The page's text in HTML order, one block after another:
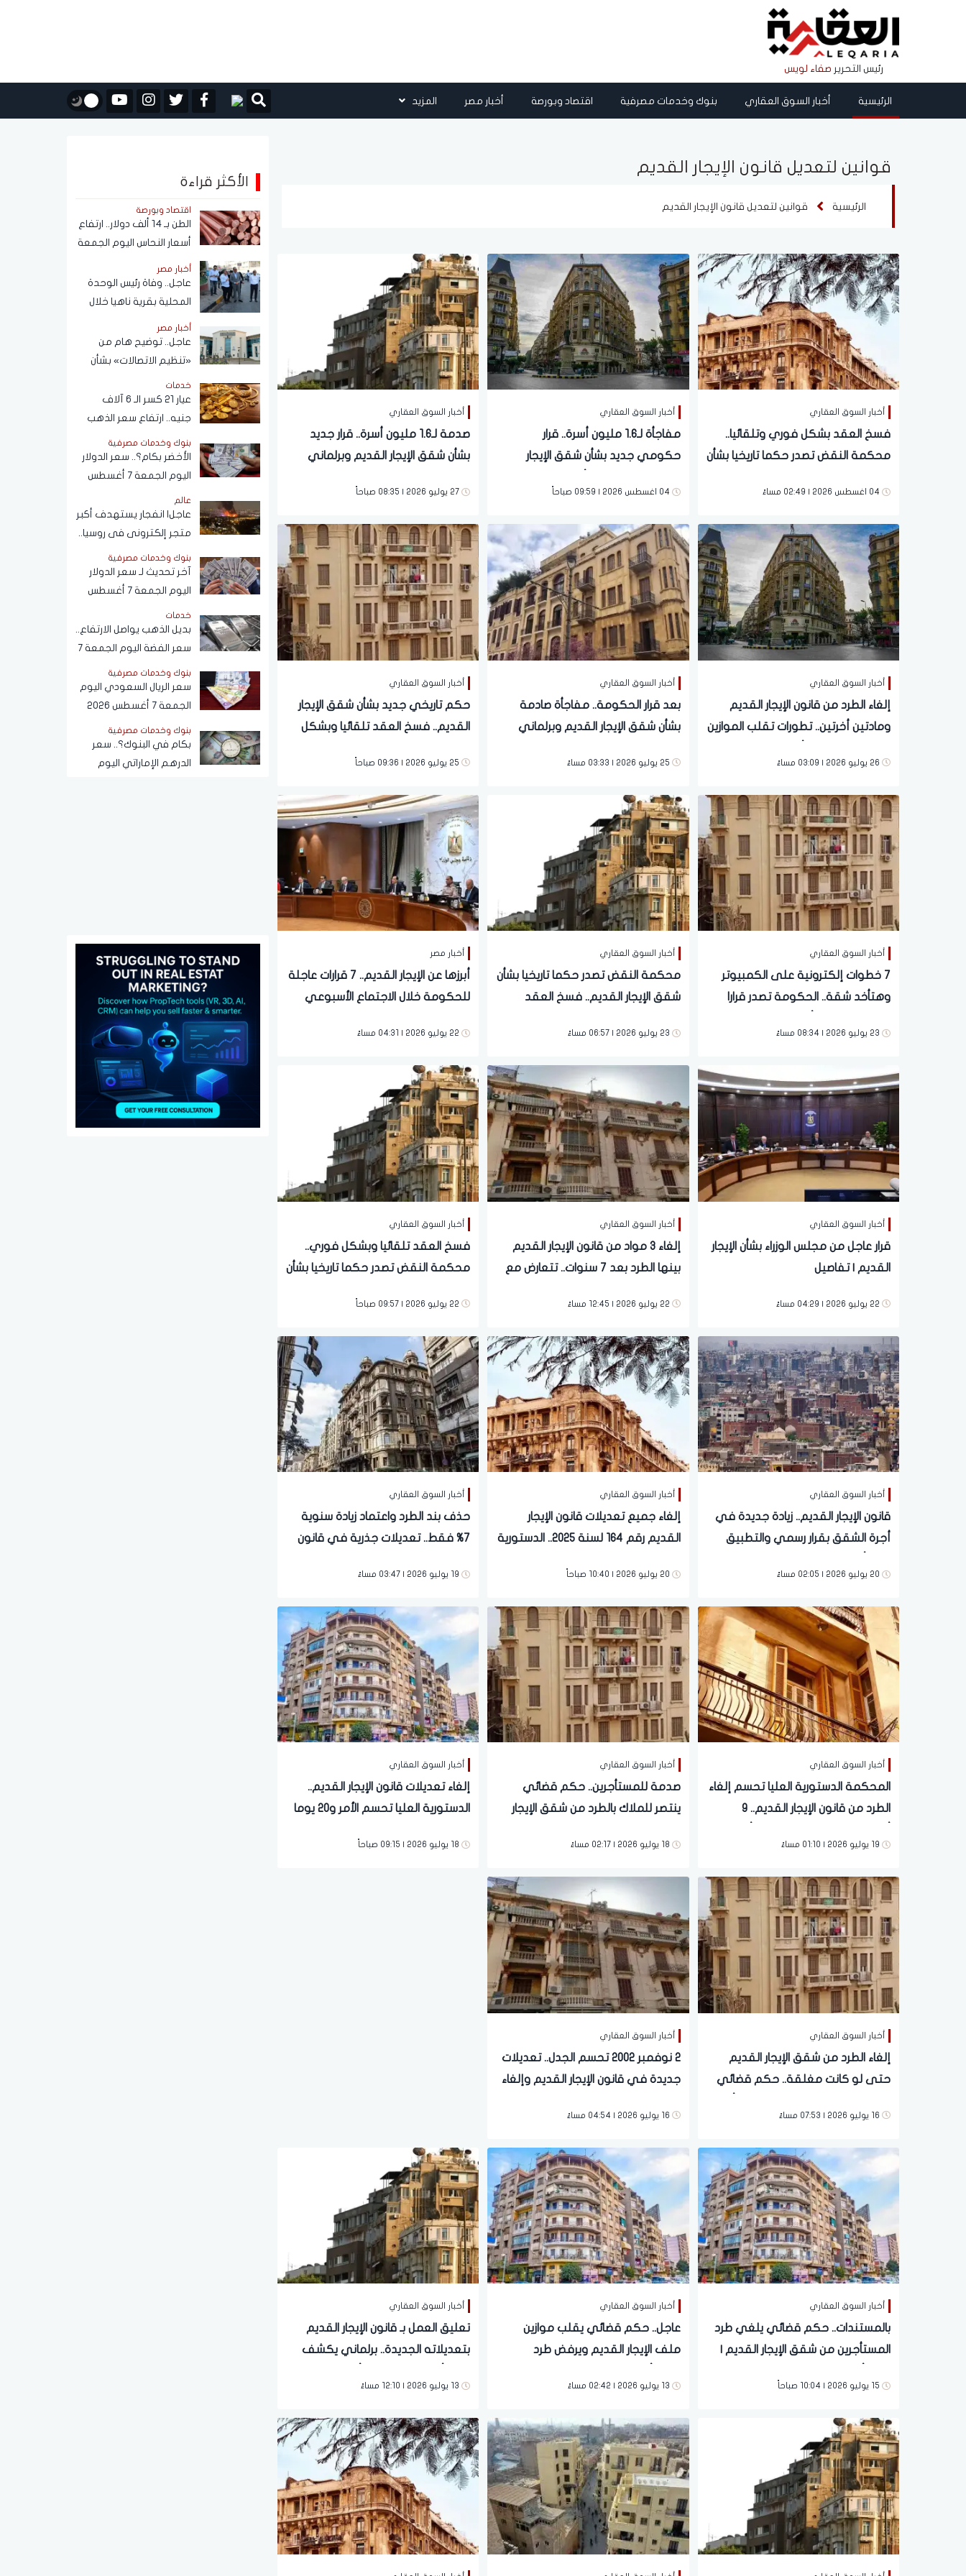
رئيس التحرير صفاء لويس
الرئيسية أخبار السوق العقاري بنوك وخدمات مصرفية اقتصاد وبورصة أخبار مصر المزيد
قوانين لتعديل قانون الإيجار القديم
الرئيسية قوانين لتعديل قانون الإيجار القديم
أخبار السوق العقاري
فسخ العقد بشكل فوري وتلقائيا..
محكمة النقض تصدر حكما تاريخيا بشأن
04 اغسطس 2026 | 02:49 مساءً
أخبار السوق العقاري
مفاجأة لـ1.6 مليون أسرة.. قرار
حكومي جديد بشأن شقق الإيجار
04 اغسطس 2026 | 09:59 صباحاً
أخبار السوق العقاري
صدمة لـ1.6 مليون أسرة.. قرار جديد
بشأن شقق الإيجار القديم وبرلماني
27 يوليو 2026 | 08:35 صباحاً
أخبار السوق العقاري
إلغاء الطرد من قانون الإيجار القديم
ومادتين أخرتين.. تطورات تقلب الموازين
26 يوليو 2026 | 03:09 مساءً
أخبار السوق العقاري
بعد قرار الحكومة.. مفاجأة صادمة
بشأن شقق الإيجار القديم وبرلماني
25 يوليو 2026 | 03:33 مساءً
أخبار السوق العقاري
حكم تاريخي جديد بشأن شقق الإيجار
القديم.. فسخ العقد تلقائيا وبشكل
25 يوليو 2026 | 09:36 صباحاً
أخبار السوق العقاري
7 خطوات إلكترونية على الكمبيوتر
وهتأخد شقة.. الحكومة تصدر قرارا
23 يوليو 2026 | 08:34 مساءً
أخبار السوق العقاري
محكمة النقض تصدر حكما تاريخيا بشأن
شقق الإيجار القديم.. فسخ العقد
والمحافظات
23 يوليو 2026 | 06:57 مساءً
أخبار مصر
أبرزها عن الإيجار القديم.. 7 قرارات عاجلة
للحكومة خلال الاجتماع الأسبوعي
22 يوليو 2026 | 04:31 مساءً
أخبار السوق العقاري
قرار عاجل من مجلس الوزراء بشأن الإيجار
القديم | تفاصيل
22 يوليو 2026 | 04:29 مساءً
أخبار السوق العقاري
إلغاء 3 مواد من قانون الإيجار القديم
بينها الطرد بعد 7 سنوات.. تتعارض مع
22 يوليو 2026 | 12:45 مساءً
أخبار السوق العقاري
فسخ العقد تلقائيا وبشكل فوري..
محكمة النقض تصدر حكما تاريخيا بشأن
22 يوليو 2026 | 09:57 صباحاً
أخبار السوق العقاري
قانون الإيجار القديم.. زيادة جديدة في
أجرة الشقق بقرار رسمي والتطبيق
20 يوليو 2026 | 02:05 مساءً
أخبار السوق العقاري
إلغاء جميع تعديلات قانون الإيجار
القديم رقم 164 لسنة 2025.. الدستورية
20 يوليو 2026 | 10:40 صباحاً
أخبار السوق العقاري
حذف بند الطرد واعتماد زيادة سنوية
7% فقط.. تعديلات جذرية في قانون
19 يوليو 2026 | 03:47 مساءً
أخبار السوق العقاري
المحكمة الدستورية العليا تحسم إلغاء
الطرد من قانون الإيجار القديم.. 9
19 يوليو 2026 | 01:10 مساءً
أخبار السوق العقاري
صدمة للمستأجرين.. حكم قضائي
ينتصر للملاك بالطرد من شقق الإيجار
18 يوليو 2026 | 02:17 مساءً
أخبار السوق العقاري
إلغاء تعديلات قانون الإيجار القديم..
الدستورية العليا تحسم الأمر و20 يوما
18 يوليو 2026 | 09:15 صباحاً
أخبار السوق العقاري
إلغاء الطرد من شقق الإيجار القديم
حتى لو كانت مغلقة.. حكم قضائي
16 يوليو 2026 | 07:53 مساءً
أخبار السوق العقاري
2 نوفمبر 2002 تحسم الجدل.. تعديلات
جديدة في قانون الإيجار القديم وإلغاء
16 يوليو 2026 | 04:54 مساءً
أخبار السوق العقاري
بالمستندات.. حكم قضائي يلغي طرد
المستأجرين من شقق الإيجار القديم |
15 يوليو 2026 | 10:04 صباحاً
أخبار السوق العقاري
عاجل.. حكم قضائي يقلب موازين
ملف الإيجار القديم ويرفض طرد
13 يوليو 2026 | 02:42 مساءً
أخبار السوق العقاري
تعليق العمل بـ قانون الإيجار القديم
بتعديلاته الجديدة.. برلماني يكشف
13 يوليو 2026 | 12:10 مساءً
الأكثر قراءة
اقتصاد وبورصة
الطن بـ 14 ألف دولار.. ارتفاع
أسعار النحاس اليوم الجمعة
7 أغسطس 2026
أخبار مصر
عاجل.. وفاة رئيس الوحدة
المحلية بقرية ناهيا خلال
حملة إزالة
أخبار مصر
عاجل.. توضيح هام من
«تنظيم الاتصالات» بشأن
دون علم المواطنين
خدمات
عيار 21 كسر الـ 6 آلاف
جنيه.. ارتفاع سعر الذهب
2026
بنوك وخدمات مصرفية
الأخضر بكام؟.. سعر الدولار
اليوم الجمعة 7 أغسطس
عالم
عاجل| انفجار يستهدف أكبر
متجر إلكترونى فى روسيا..
بنوك وخدمات مصرفية
آخر تحديث لـ سعر الدولار
اليوم الجمعة 7 أغسطس
خدمات
بديل الذهب يواصل الارتفاع..
سعر الفضة اليوم الجمعة 7
بنوك وخدمات مصرفية
سعر الريال السعودي اليوم
الجمعة 7 أغسطس 2026
البنوك
بنوك وخدمات مصرفية
بكام في البنوك؟.. سعر
الدرهم الإماراتي اليوم